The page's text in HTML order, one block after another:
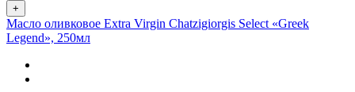
+
Масло оливковое Extra Virgin Chatzigiorgis Select «Greek
Legend», 250мл